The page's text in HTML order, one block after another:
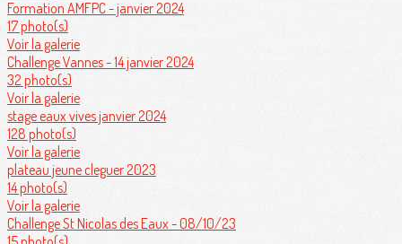
Formation AMFPC - janvier 2024
17 photo(s)
Voir la galerie
Challenge Vannes - 14 janvier 2024
32 photo(s)
Voir la galerie
stage eaux vives janvier 2024
128 photo(s)
Voir la galerie
plateau jeune cleguer 2023
14 photo(s)
Voir la galerie
Challenge St Nicolas des Eaux - 08/10/23